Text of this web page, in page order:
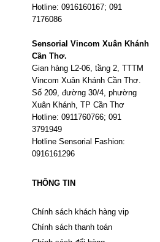
Hotline: 0916160167; 091
7176086
Sensorial Vincom Xuân Khánh
Cần Thơ.
Gian hàng L2-06, tầng 2, TTTM
Vincom Xuân Khánh Cần Thơ.
Số 209, đường 30/4, phường
Xuân Khánh, TP Cần Thơ
Hotline: 0911760766; 091
3791949
Hotline Sensorial Fashion:
0916161296
THÔNG TIN
Chính sách khách hàng vip
Chính sách thanh toán